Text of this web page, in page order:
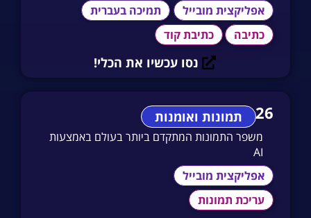
אפליקצית מובייל
תמיכה בעברית
כתיבה
כתיבת קוד
נסו עכשיו את הכלי!
תמונות ואומנותFace26
משפר התמונות המתקדם ביותר בעולם באמצעות
AI
אפליקצית מובייל
עריכת תמונות